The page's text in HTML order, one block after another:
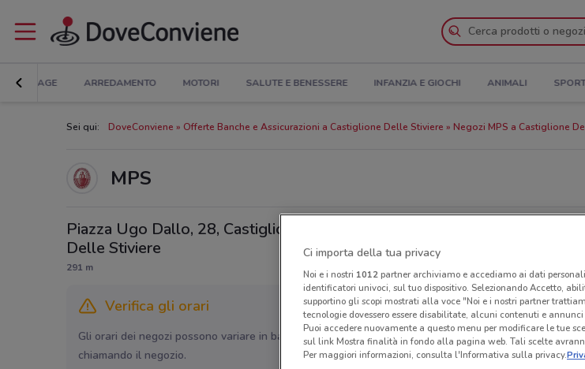
BRICOLAGE ARREDAMENTO MOTORI SALUTE E BENESSERE INFANZIA E GIOCHI ANIMALI
Sei qui: DoveConviene Offerte Banche e Assicurazioni a Castiglione Delle Stiviere Negozi MPS a Castiglione
MPS
Piazza Ugo Dallo, 28, Castiglione
Delle Stiviere
291 m
Verifica gli orari
Gli orari dei negozi possono variare in base agli ultimi provvedimenti regionali o nazionali. Verifica
chiamando il negozio.
Ci importa della tua privacy
Noi e i nostri 1012partner archiviamo e accediamo ai dati
identificatori univoci, sul tuo dispositivo. Selezionando Accetto,
supportino gli scopi mostrati alla voce "Noi e i nostri partner
tecnologie dovessero essere disabilitate, alcuni contenuti e
Puoi accedere nuovamente a questo menu per modificare le tue
sul link Mostra finalità in fondo alla pagina web. Tali scelte
Per maggiori informazioni, consulta l'Informativa sulla privacy.